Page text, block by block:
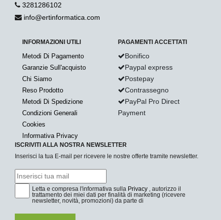
3281286102
info@ertinformatica.com
INFORMAZIONI UTILI
Metodi Di Pagamento
Garanzie Sull'acquisto
Chi Siamo
Reso Prodotto
Metodi Di Spedizione
Condizioni Generali
Cookies
Informativa Privacy
PAGAMENTI ACCETTATI
Bonifico
Paypal express
Postepay
Contrassegno
PayPal Pro Direct
Payment
ISCRIVITI ALLA NOSTRA NEWSLETTER
Inserisci la tua E-mail per ricevere le nostre offerte tramite newsletter.
Letta e compresa l'informativa sulla Privacy , autorizzo il
trattamento dei miei dati per finalità di marketing (ricevere
newsletter, novità, promozioni) da parte di